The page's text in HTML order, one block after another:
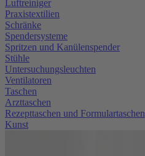
Luftreiniger
Praxistextilien
Schränke
Spendersysteme
Spritzen und Kanülenspender
Stühle
Untersuchungsleuchten
Ventilatoren
Taschen
Arzttaschen
Rezepttaschen und Formulartaschen
Kunst